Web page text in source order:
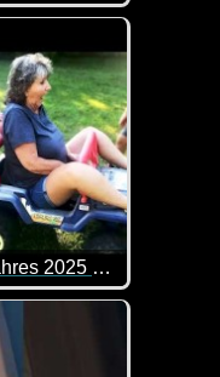
lustigen Videos,
Die besten Videos des Jahres 2025 Teil 4
Jahres haben wir